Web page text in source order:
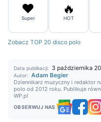
❤️
Super
🔥
HOT
Zobacz TOP 20 disco polo
Data publikacji: 3 października
Autor: Adam Begier
Dziennikarz muzyczny i redaktor
polo od 2012 roku. Publikuje
WP.pl
OBSERWUJ NAS